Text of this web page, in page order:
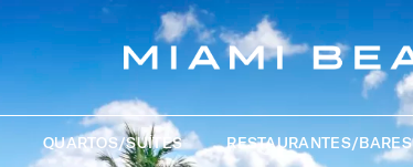
QUARTOS/SUÍTES RESTAURANTES/BARES